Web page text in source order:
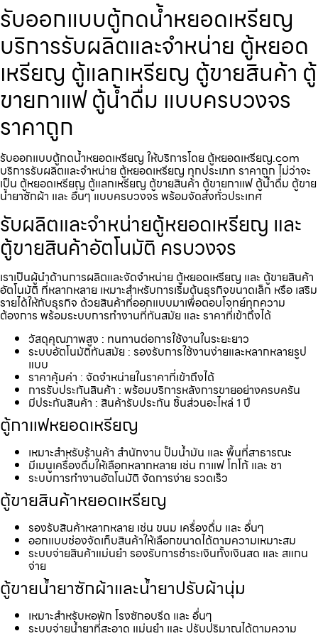
รับออกแบบตู้กดน้ำ​หยอดเหรียญ
บริการรับผลิตและจำหน่าย ตู้หยอด
เหรียญ ตู้แลกเหรียญ ตู้ขายสินค้า ตู้
ขายกาแฟ ตู้น้ำดื่ม แบบครบวงจร
ราคาถูก
รับออกแบบตู้กดน้ำ​หยอดเหรียญ ให้บริการโดย ตู้หยอดเหรียญ.com
บริการรับผลิตและจำหน่าย ตู้หยอดเหรียญ ทุกประเภท ราคาถูก ไม่ว่าจะ
เป็น ตู้หยอดเหรียญ ตู้แลกเหรียญ ตู้ขายสินค้า ตู้ขายกาแฟ ตู้น้ำดื่ม ตู้ขาย
น้ำยาซักผ้า และ อื่นๆ แบบครบวงจร พร้อมจัดส่งทั่วประเทศ
รับผลิตและจำหน่ายตู้หยอดเหรียญ และ
ตู้ขายสินค้าอัตโนมัติ ครบวงจร
เราเป็นผู้นำด้านการผลิตและจัดจำหน่าย ตู้หยอดเหรียญ และ ตู้ขายสินค้า
อัตโนมัติ ที่หลากหลาย เหมาะสำหรับการเริ่มต้นธุรกิจขนาดเล็ก หรือ เสริม
รายได้ให้กับธุรกิจ ด้วยสินค้าที่ออกแบบมาเพื่อตอบโจทย์ทุกความ
ต้องการ พร้อมระบบการทำงานที่ทันสมัย และ ราคาที่เข้าถึงได้
วัสดุคุณภาพสูง : ทนทานต่อการใช้งานในระยะยาว
ระบบอัตโนมัติทันสมัย : รองรับการใช้งานง่ายและหลากหลายรูป
แบบ
ราคาคุ้มค่า : จัดจำหน่ายในราคาที่เข้าถึงได้
การรับประกันสินค้า : พร้อมบริการหลังการขายอย่างครบครัน
มีประกันสินค้า : สินค้ารับประกัน ชิ้นส่วนอะไหล่ 1 ปี
ตู้กาแฟหยอดเหรียญ
เหมาะสำหรับร้านค้า สำนักงาน ปั้มน้ำมัน และ พื้นที่สาธารณะ
มีเมนูเครื่องดื่มให้เลือกหลากหลาย เช่น กาแฟ โกโก้ และ ชา
ระบบการทำงานอัตโนมัติ จัดการง่าย รวดเร็ว
ตู้ขายสินค้าหยอดเหรียญ
รองรับสินค้าหลากหลาย เช่น ขนม เครื่องดื่ม และ อื่นๆ
ออกแบบช่องจัดเก็บสินค้าให้เลือกขนาดได้ตามความเหมาะสม
ระบบจ่ายสินค้าแม่นยำ รองรับการชำระเงินทั้งเงินสด และ สแกน
จ่าย
ตู้ขายน้ำยาซักผ้าและน้ำยาปรับผ้านุ่ม
เหมาะสำหรับหอพัก โรงซักอบรีด และ อื่นๆ
ระบบจ่ายน้ำยาที่สะอาด แม่นยำ และ ปรับปริมาณได้ตามความ